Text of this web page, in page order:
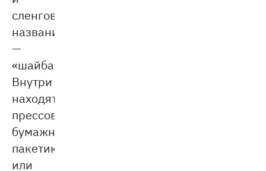
сленговое
название
—
«шайба».
Внутри
находятся
прессованные
бумажные
пакетики
или